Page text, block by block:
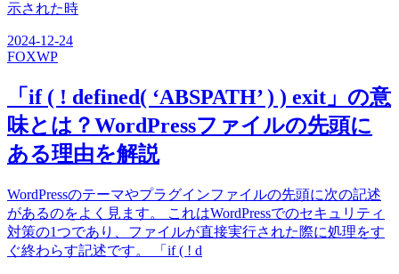
示された時
2024-12-24
FOXWP
「if ( ! defined( ‘ABSPATH’ ) ) exit」の意
味とは？WordPressファイルの先頭に
ある理由を解説
WordPressのテーマやプラグインファイルの先頭に次の記述
があるのをよく見ます。 これはWordPressでのセキュリティ
対策の1つであり、ファイルが直接実行された際に処理をす
ぐ終わらす記述です。 「if ( ! d